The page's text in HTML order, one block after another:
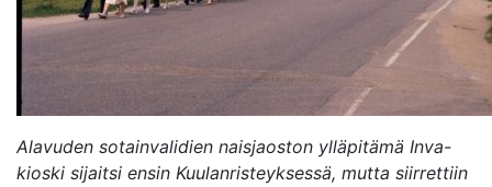
Alavuden sotainvalidien naisjaoston ylläpitämä Inva-
kioski sijaitsi ensin Kuulanristeyksessä, mutta siirrettiin